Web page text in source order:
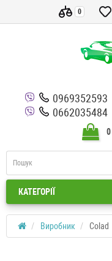
0
0969352593
0662035484
0
КАТЕГОРІЇ
Виробник Colad